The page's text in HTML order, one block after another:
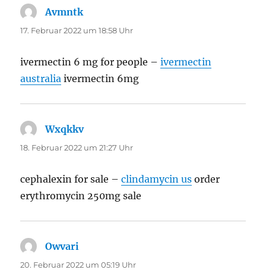
Avmntksagt:
17. Februar 2022 um 18:58 Uhr
ivermectin 6 mg for people –ivermectin
australia ivermectin 6mg
Wxqkkvsagt:
18. Februar 2022 um 21:27 Uhr
cephalexin for sale –clindamycin us order
erythromycin 250mg sale
Owvari
20. Februar 2022 um 05:19 Uhr